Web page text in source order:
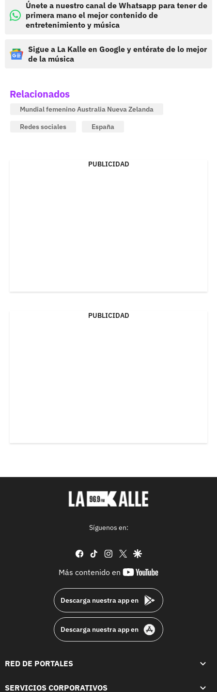
Únete a nuestro canal de Whatsapp para tener de
primera mano el mejor contenido de
entretenimiento y música
Sigue a La Kalle en Google y entérate de lo mejor
de la música
Relacionados
Mundial femenino Australia Nueva Zelanda
Redes sociales
España
PUBLICIDAD
PUBLICIDAD
Síguenos en:
facebook
tiktok instagram
twittergoogle
Más contenido en
youtube-
Descarga nuestra app en
Descarga nuestra app en
RED DE PORTALES
SERVICIOS CORPORATIVOS